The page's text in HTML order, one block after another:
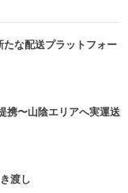
な配送プラットフォー
携〜山陰エリアへ実運送
渡し